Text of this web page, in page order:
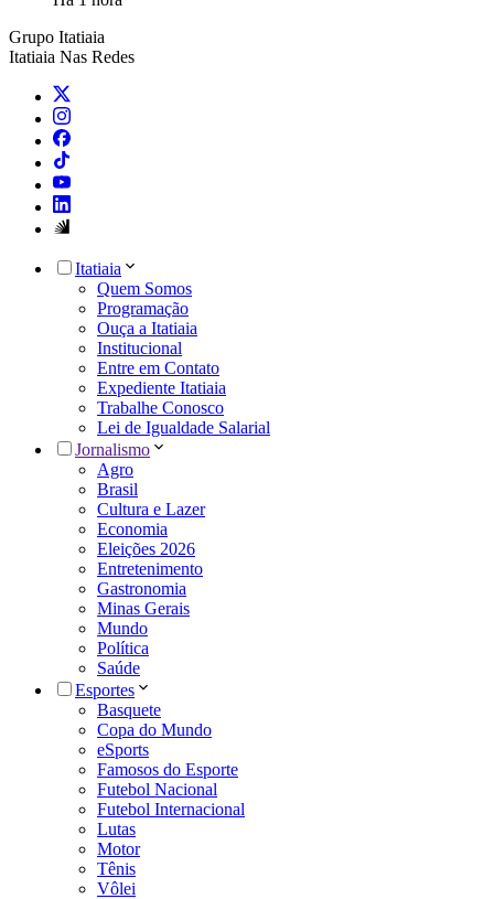
Grupo Itatiaia
Itatiaia Nas Redes
Itatiaia
Quem Somos
Programação
Ouça a Itatiaia
Institucional
Entre em Contato
Expediente Itatiaia
Trabalhe Conosco
Lei de Igualdade Salarial
Jornalismo
Agro
Brasil
Cultura e Lazer
Economia
Eleições 2026
Entretenimento
Gastronomia
Minas Gerais
Mundo
Política
Saúde
Esportes
Basquete
Copa do Mundo
eSports
Famosos do Esporte
Futebol Nacional
Futebol Internacional
Lutas
Motor
Tênis
Vôlei